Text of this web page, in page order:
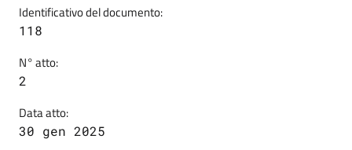
Identificativo del documento:
118
N° atto:
2
Data atto:
30 gen 2025